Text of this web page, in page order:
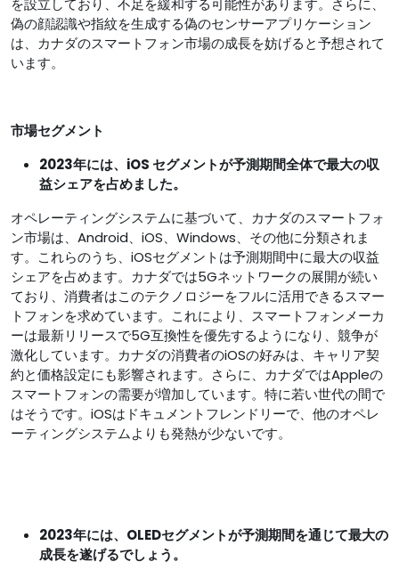
を設立しており、不足を緩和する可能性があります。さらに、
偽の顔認識や指紋を生成する偽のセンサーアプリケーション
は、カナダのスマートフォン市場の成長を妨げると予想されて
います。
市場セグメント
2023年には、iOS セグメントが予測期間全体で最大の収
益シェアを占めました。
オペレーティングシステムに基づいて、カナダのスマートフォ
ン市場は、Android、iOS、Windows、その他に分類されま
す。これらのうち、iOSセグメントは予測期間中に最大の収益
シェアを占めます。カナダでは5Gネットワ​​ークの展開が続い
ており、消費者はこのテクノロジーをフルに活用できるスマー
トフォンを求めています。これにより、スマートフォンメーカ
ーは最新リリースで5G互換性を優先するようになり、競争が
激化しています。カナダの消費者のiOSの好みは、キャリア契
約と価格設定にも影響されます。さらに、カナダではAppleの
スマートフォンの需要が増加しています。特に若い世代の間で
はそうです。iOSはドキュメントフレンドリーで、他のオペレ
ーティングシステムよりも発熱が少ないです。
2023年には、OLEDセグメントが予測期間を通じて最大の
成長を遂げるでしょう。